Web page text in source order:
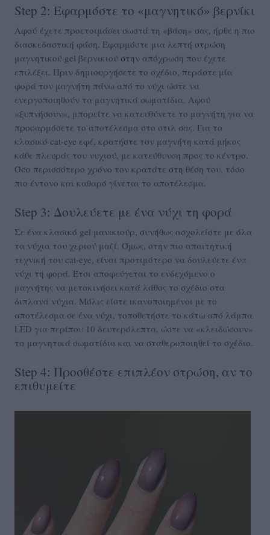
Step 2: Εφαρμόστε το «μαγνητικό» βερνίκι
Αφού έχετε προετοιμάσει σωστά τη «βάση» σας, ήρθε η πιο
διασκεδαστική φάση. Εφαρμόστε μια λεπτή στρώση
μαγνητικού gel βερνικιού στην απόχρωση που έχετε
επιλέξει. Πριν δημιουργήσετε το σχέδιο, περάστε μία
φορά τον μαγνήτη πάνω από το νύχι ώστε να
ενεργοποιηθούν τα μαγνητικά σωματίδια. Αφού
«ξυπνήσουν», μπορείτε να κατευθύνετε το μαγνήτη για να
προσαρμόσετε το αποτέλεσμα στο στιλ σας. Για το
κλασικό cat-eye εφέ, κρατήστε τον μαγνήτη κατά μήκος
κάθε πλευράς του νυχιού, με κατεύθυνση προς το κέντρο.
Όσο περισσότερο χρόνο τον κρατάτε στη θέση του, τόσο
πιο έντονο και καθαρό γίνεται το αποτέλεσμα.
Step 3: Δουλεύετε με ένα νύχι τη φορά
Σε ένα κλασικό gel μανικιούρ, συνήθως ασχολείστε με όλα
τα νύχια του χεριού μαζί. Όμως, στην πιο απαιτητική
τεχνική του cat-eye, είναι προτιμότερο να δουλεύετε ένα
νύχι τη φορά. Έτσι αποφεύγεται το ενδεχόμενο ο
μαγνήτης να μετακινήσει κατά λάθος το σχέδιο στα
διπλανά νύχια. Μόλις είστε ικανοποιημένοι με το
αποτέλεσμα σε ένα νύχι, τοποθετήστε το κάτω από λάμπα
LED για περίπου 10 δευτερόλεπτα, ώστε να «κλειδώσουν»
τα μαγνητικά σωματίδια και να σταθεροποιηθεί το σχέδιο.
Step 4: Προσθέστε επιπλέον στρώση, αν το
επιθυμείτε